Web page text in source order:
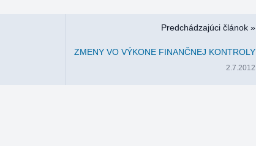
Predchádzajúci článok »
ZMENY VO VÝKONE FINANČNEJ KONTROLY
2.7.2012